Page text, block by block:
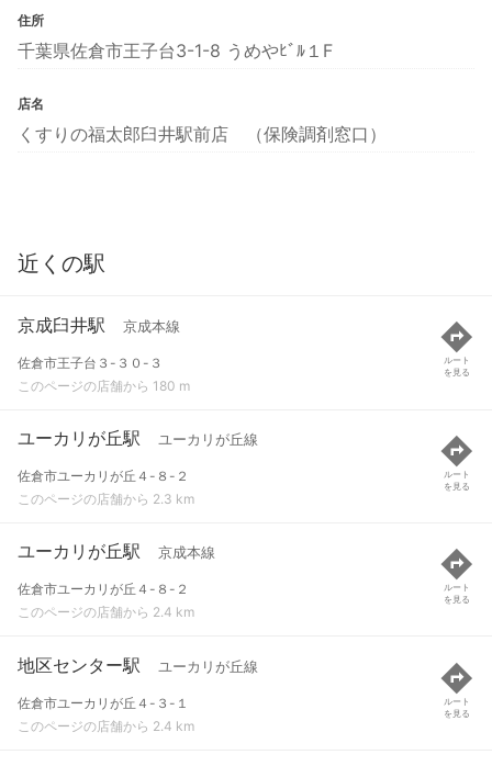
住所
千葉県佐倉市王子台3-1-8 うめやﾋﾞﾙ１F
店名
くすりの福太郎臼井駅前店 （保険調剤窓口）
近くの駅
京成臼井駅 京成本線
佐倉市王子台３-３０-３
このページの店舗から 180 m
ルート
を見る
ユーカリが丘駅 ユーカリが丘線
佐倉市ユーカリが丘４-８-２
このページの店舗から 2.3 km
ルート
を見る
ユーカリが丘駅 京成本線
佐倉市ユーカリが丘４-８-２
このページの店舗から 2.4 km
ルート
を見る
地区センター駅 ユーカリが丘線
佐倉市ユーカリが丘４-３-１
このページの店舗から 2.4 km
ルート
を見る